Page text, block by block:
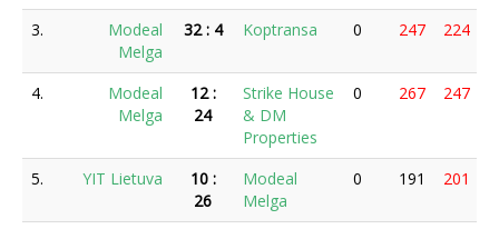
3.
Modeal
Melga
32 : 4 Koptransa 0 247 224
4.
Modeal
Melga
12 :
24
Strike House
& DM
Properties
0 267 247
5. YIT Lietuva 10 :
26
Modeal
Melga
0 191 201